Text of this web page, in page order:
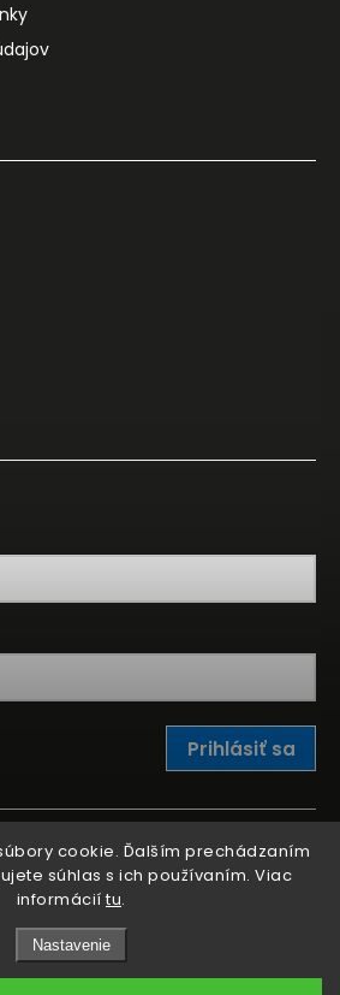
cookie. Ďalším prechádzaním
súhlas s ich používaním. Viac
informácií tu.
Nastavenie
Prihlásiť sa